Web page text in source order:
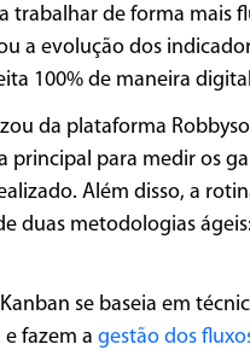
trabalhar de forma mais
a evolução dos
100% de maneira
da plataforma
principal para medir os
Além disso, a
duas metodologias
se baseia em
fazem agestão dos